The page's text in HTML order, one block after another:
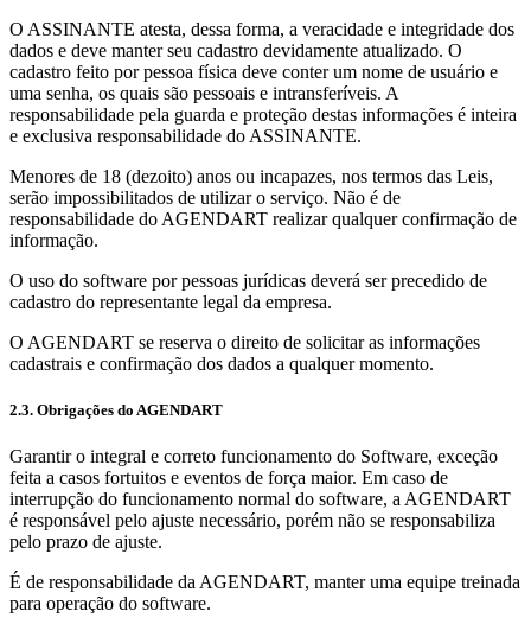
O ASSINANTE atesta, dessa forma, a veracidade e integridade dos
dados e deve manter seu cadastro devidamente atualizado. O
cadastro feito por pessoa física deve conter um nome de usuário e
uma senha, os quais são pessoais e intransferíveis. A
responsabilidade pela guarda e proteção destas informações é inteira
e exclusiva responsabilidade do ASSINANTE.
Menores de 18 (dezoito) anos ou incapazes, nos termos das Leis,
serão impossibilitados de utilizar o serviço. Não é de
responsabilidade do AGENDART realizar qualquer confirmação de
informação.
O uso do software por pessoas jurídicas deverá ser precedido de
cadastro do representante legal da empresa.
O AGENDART se reserva o direito de solicitar as informações
cadastrais e confirmação dos dados a qualquer momento.
2.3. Obrigações do AGENDART
Garantir o integral e correto funcionamento do Software, exceção
feita a casos fortuitos e eventos de força maior. Em caso de
interrupção do funcionamento normal do software, a AGENDART
é responsável pelo ajuste necessário, porém não se responsabiliza
pelo prazo de ajuste.
É de responsabilidade da AGENDART, manter uma equipe treinada
para operação do software.